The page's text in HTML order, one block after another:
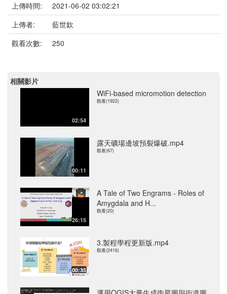
上傳時間:
2021-06-02 03:02:21
上傳者:
藍世欽
觀看次數:
250
相關影片
02:54
WiFi-based micromotion detection
觀看(1922)
00:11
露天礦場邊坡預裂爆破.mp4
觀看(67)
26:15
A Tale of Two Engrams - Roles of
Amygdala and H...
觀看(20)
00:35
3.製程學程更新版.mp4
觀看(2416)